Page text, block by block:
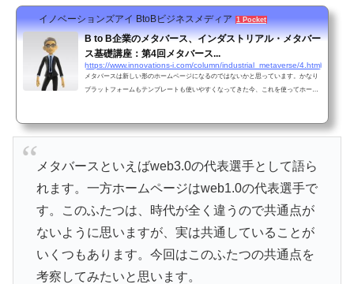
イノベーションズアイ BtoBビジネスメディア 1 Pocket
B to B企業のメタバース、インダストリアル・メタバー
ス基礎講座：第4回メタバース...
https://www.innovations-i.com/column/industrial_metaverse/4.html
メタバースは新しい形のホームページになるのではないかと思っています。かなり
プラットフォームもテンプレートも使いやすくなってきた今、これを使ってホーム
表選手です。このふたつは、時代が全く違うので共通点がないように思いますが、
メタバースといえばweb3.0の代表選手として語ら
れます。一方ホームページはweb1.0の代表選手で
す。このふたつは、時代が全く違うので共通点が
ないように思いますが、実は共通していることが
いくつもあります。今回はこのふたつの共通点を
考察してみたいと思います。